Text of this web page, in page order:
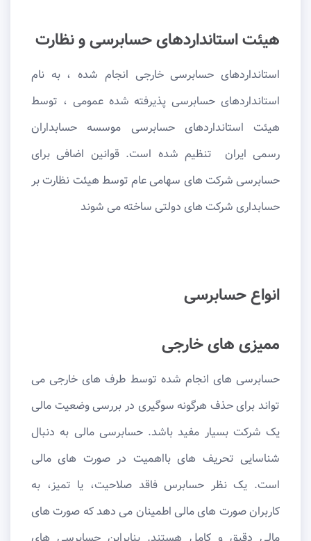
هیئت استانداردهای حسابرسی و نظارت
استانداردهای حسابرسی خارجی انجام شده ، به نام
استانداردهای حسابرسی پذیرفته شده عمومی ، توسط
هیئت استانداردهای حسابرسی موسسه حسابداران
رسمی ایران تنظیم شده است. قوانین اضافی برای
حسابرسی شرکت های سهامی عام توسط هیئت نظارت بر
حسابداری شرکت های دولتی ساخته می شوند
انواع حسابرسی
ممیزی های خارجی
حسابرسی های انجام شده توسط طرف های خارجی می
تواند برای حذف هرگونه سوگیری در بررسی وضعیت مالی
یک شرکت بسیار مفید باشد. حسابرسی مالی به دنبال
شناسایی تحریف های بااهمیت در صورت های مالی
است. یک نظر حسابرس فاقد صلاحیت، یا تمیز، به
کاربران صورت های مالی اطمینان می دهد که صورت های